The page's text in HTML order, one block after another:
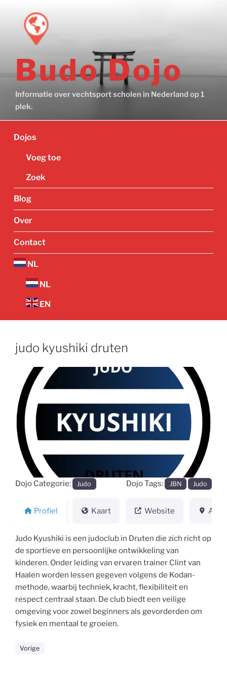
Budo Dojo
Informatie over vechtsport scholen in Nederland op 1
plek.
Dojos
Voeg toe
Zoek
Blog
Over
Contact
NL
NL
EN
judo kyushiki druten
Vorige
Dojo Categorie: Judo Dojo Tags: JBN Judo
Profiel Kaart Website
Judo Kyushiki is een judoclub in Druten die zich richt op
de sportieve en persoonlijke ontwikkeling van
kinderen. Onder leiding van ervaren trainer Clint van
Haalen worden lessen gegeven volgens de Kodan-
methode, waarbij techniek, kracht, flexibiliteit en
respect centraal staan. De club biedt een veilige
omgeving voor zowel beginners als gevorderden om
fysiek en mentaal te groeien.
Vorige